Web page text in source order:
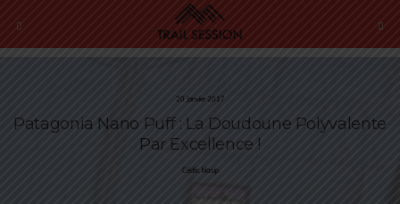
20 Janvier 2017
Patagonia Nano Puff : La Doudoune Polyvalente
Par Excellence !
Cédric Masip